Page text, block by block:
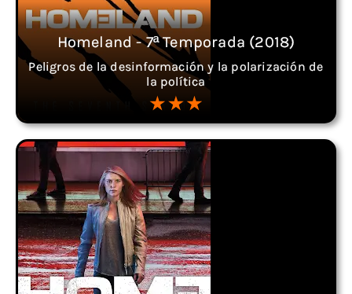
Homeland - 7ª Temporada (2018)
Peligros de la desinformación y la polarización de
la política